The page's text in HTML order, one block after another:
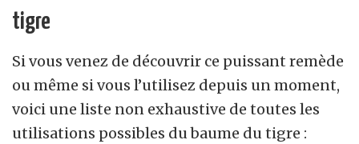
tigre
Si vous venez de découvrir ce puissant remède
ou même si vous l’utilisez depuis un moment,
voici une liste non exhaustive de toutes les
utilisations possibles du baume du tigre :